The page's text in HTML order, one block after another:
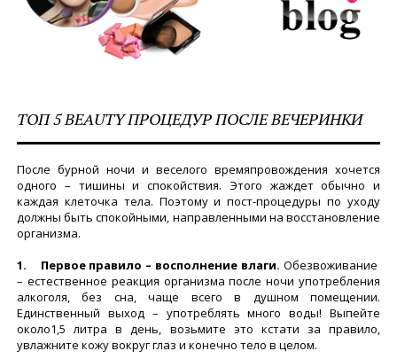
ТОП 5 BEAUTY ПРОЦЕДУР ПОСЛЕ ВЕЧЕРИНКИ
После бурной ночи и веселого времяпровождения хочется
одного – тишины и спокойствия. Этого жаждет обычно и
каждая клеточка тела. Поэтому и пост-процедуры по уходу
должны быть спокойными, направленными на восстановление
организма.
1. Первое правило – восполнение влаги. Обезвоживание
– естественное реакция организма после ночи употребления
алкоголя, без сна, чаще всего в душном помещении.
Единственный выход – употреблять много воды! Выпейте
около1,5 литра в день, возьмите это кстати за правило,
увлажните кожу вокруг глаз и конечно тело в целом.